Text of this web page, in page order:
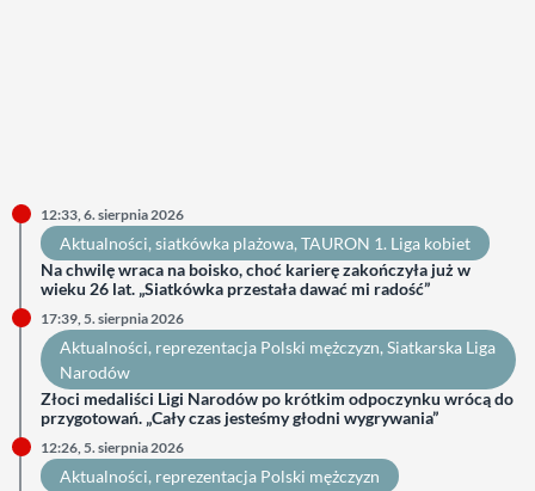
12:33, 6. sierpnia 2026
Aktualności, siatkówka plażowa, TAURON 1. Liga kobiet
Na chwilę wraca na boisko, choć karierę zakończyła już w
wieku 26 lat. „Siatkówka przestała dawać mi radość”
17:39, 5. sierpnia 2026
Aktualności, reprezentacja Polski mężczyzn, Siatkarska Liga
Narodów
Złoci medaliści Ligi Narodów po krótkim odpoczynku wrócą do
przygotowań. „Cały czas jesteśmy głodni wygrywania”
12:26, 5. sierpnia 2026
Aktualności, reprezentacja Polski mężczyzn